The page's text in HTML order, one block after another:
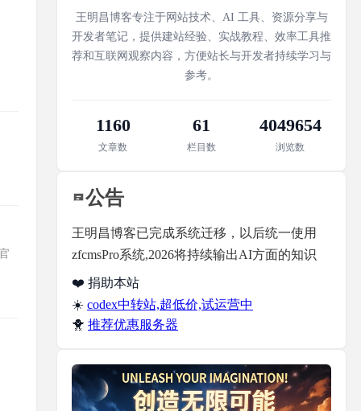
王明昌博客专注于网站技术、AI 工具、资源分享与
开发者笔记，提供建站经验、实战教程、效率工具推
荐和互联网观察内容，方便站长与开发者持续学习与
参考。
1160
文章数
61
栏目数
4049654
浏览数
公告
王明昌博客已完成系统迁移，以后统一使用
zfcmsPro系统,2026将持续输出AI方面的知识
❤️ 捐助本站
☀️ codex中转站,超低价,试运营中
🐥 推荐优惠服务器